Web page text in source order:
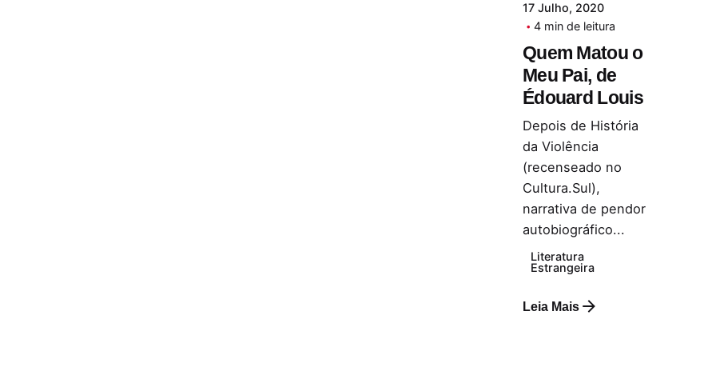
17 Julho, 2020
4 min de leitura
Quem Matou o
Meu Pai, de
Édouard Louis
Depois de História
da Violência
(recenseado no
Cultura.Sul),
narrativa de pendor
autobiográfico...
Literatura
Estrangeira
Leia Mais